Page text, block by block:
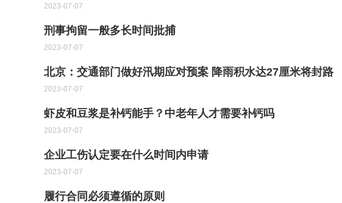
2023-07-07
刑事拘留一般多长时间批捕
2023-07-07
北京：交通部门做好汛期应对预案 降雨积水达27厘米将封路
2023-07-07
虾皮和豆浆是补钙能手？中老年人才需要补钙吗
2023-07-07
企业工伤认定要在什么时间内申请
2023-07-07
履行合同必须遵循的原则